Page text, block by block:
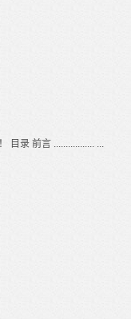
目录 前言 ................. ...